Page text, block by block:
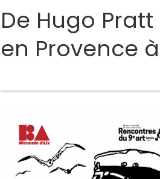
De Hugo
en Provence